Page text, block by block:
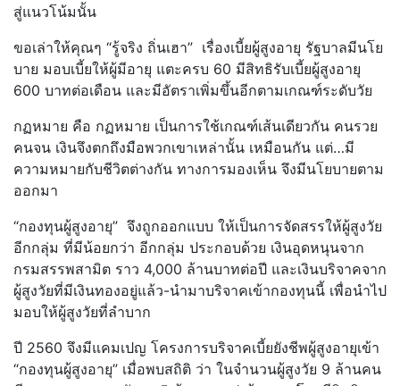
สู่แนวโน้มนั้น
ขอเล่าให้คุณๆ “รู้จริง ถิ่นเฮา” เรื่องเบี้ยผู้สูงอายุ รัฐบาลมีนโย
บาย มอบเบี้ยให้ผู้มีอายุ แตะครบ 60 มีสิทธิรับเบี้ยผู้สูงอายุ
600 บาทต่อเดือน และมีอัตราเพิ่มขึ้นอีกตามเกณฑ์ระดับวัย
กฏหมาย คือ กฏหมาย เป็นการใช้เกณฑ์เส้นเดียวกัน คนรวย
คนจน เงินจึงตกถึงมือพวกเขาเหล่านั้น เหมือนกัน แต่…มี
ความหมายกับชีวิตต่างกัน ทางการมองเห็น จึงมีนโยบายตาม
ออกมา
“กองทุนผู้สูงอายุ” จึงถูกออกแบบ ให้เป็นการจัดสรรให้ผู้สูงวัย
อีกกลุ่ม ที่มีน้อยกว่า อีกกลุ่ม ประกอบด้วย เงินอุดหนุนจาก
กรมสรรพสามิต ราว 4,000 ล้านบาทต่อปี และเงินบริจาคจาก
ผู้สูงวัยที่มีเงินทองอยู่แล้ว-นำมาบริจาคเข้ากองทุนนี้ เพื่อนำไป
มอบให้ผู้สูงวัยที่ลำบาก
ปี 2560 จึงมีแคมเปญ โครงการบริจาคเบี้ยยังชีพผู้สูงอายุเข้า
“กองทุนผู้สูงอายุ” เมื่อพบสถิติ ว่า ในจำนวนผู้สูงวัย 9 ล้านคน